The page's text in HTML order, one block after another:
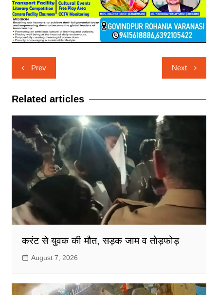
Post
navigation
Prev Next
Related articles
करंट से युवक की मौत, सड़क जाम व तोड़फोड़
August 7, 2026